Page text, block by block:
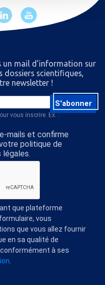
un mail d'information sur
dossiers scientiﬁques,
newsletter !
S'abonner
vous inscrire. Ex. :
mails et confirme
politique de
que plateforme
vous
que vous allez fournir
en sa qualité de
à ses